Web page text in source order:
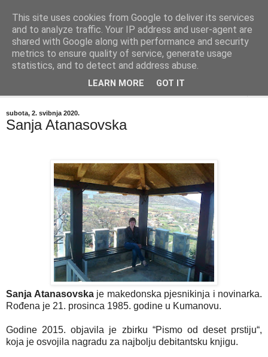
"Kvaka"
Časopis za književnost ISSN 2459-5632
subota, 2. svibnja 2020.
Sanja Atanasovska
Sanja Atanasovskaje makedonska pjesnikinja i novinarka.
Rođena je 21. prosinca 1985. godine u Kumanovu.
Godine 2015. objavila je zbirku “Pismo od deset prstiju“,
koja je osvojila nagradu za najbolju debitantsku knjigu.
This site uses cookies from Google to deliver its services
and to analyze traffic. Your IP address and user-agent are
shared with Google along with performance and security
metrics to ensure quality of service, generate usage
statistics, and to detect and address abuse.
LEARN MORE GOT IT